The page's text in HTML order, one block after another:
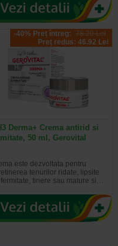
-40% Preț întreg: 78.20 Lei
Preț redus: 46.92 Lei
Derma+ Crema antirid si
50 ml, Gerovital
este dezvoltata pentru
tenurilor ridate, lipsite
tinere sau mature si…